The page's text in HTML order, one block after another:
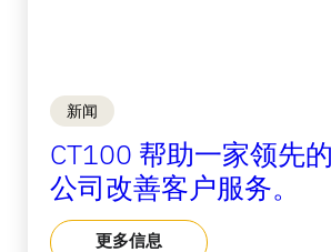
新闻
CT100 帮助一家领先
公司改善客户服务。
更多信息